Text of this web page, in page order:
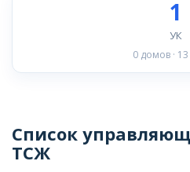
1
УК
0 домов ·
Список
ТСЖ